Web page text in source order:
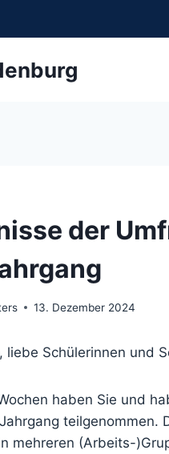
der
13. Dezember 2024
liebe Schülerinnen und
haben Sie und
mehreren (Arbeits-